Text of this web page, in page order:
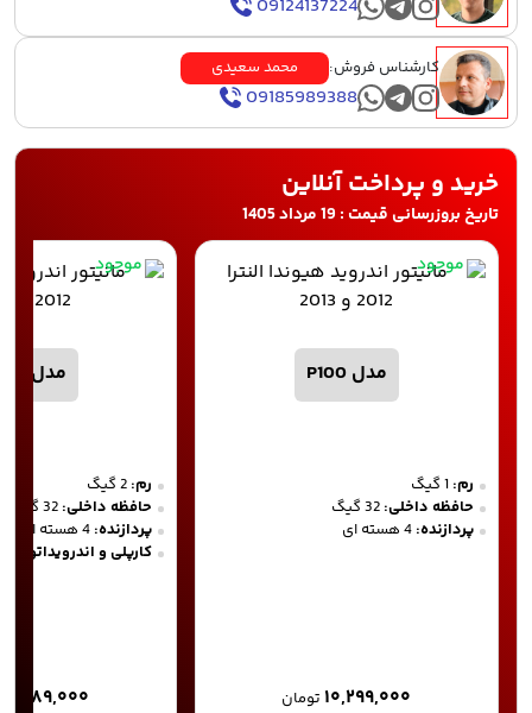
09124137224
کارشناس فروش: محمد سعیدی
09185989388
خرید و پرداخت آنلاین
تاریخ بروزرسانی قیمت : 19 مرداد 1405
موجود
مدل P100
رم:
حافظه داخلی:
پردازنده:
۱۰,۲۹۹,۰۰۰ تومان
موجود
مدل P200
رم: 2 گیگ
حافظه داخلی: 32 گیگ
پردازنده: 4 هسته ای
کارپلی و اندرویداتو
۱۱,۷۸۹,۰۰۰